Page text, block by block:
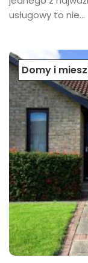
usługowy to nie...
Domy i